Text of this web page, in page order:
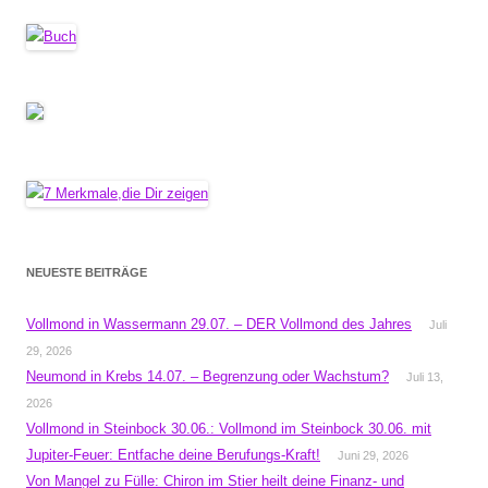
NEUESTE BEITRÄGE
Vollmond in Wassermann 29.07. – DER Vollmond des Jahres
Juli
29, 2026
Neumond in Krebs 14.07. – Begrenzung oder Wachstum?
Juli 13,
2026
Vollmond in Steinbock 30.06.: Vollmond im Steinbock 30.06. mit
Jupiter-Feuer: Entfache deine Berufungs-Kraft!
Juni 29, 2026
Von Mangel zu Fülle: Chiron im Stier heilt deine Finanz- und